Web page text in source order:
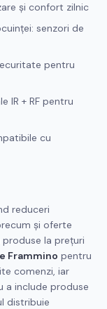
și confort zilnic
senzori de
pentru
IR + RF pentru
cu
reduceri
și oferte
la prețuri
Frammino pentru
comenzi, iar
a include produse
distribuie